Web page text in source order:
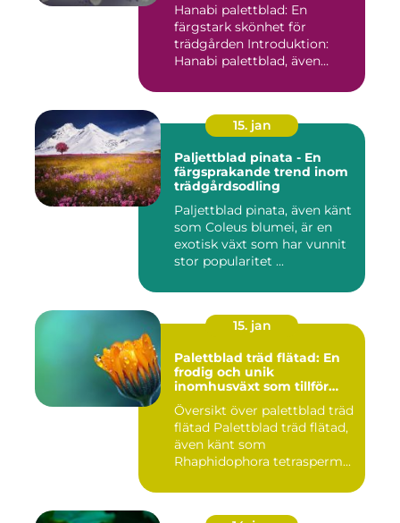
Hanabi palettblad: En
färgstark skönhet för
trädgården Introduktion:
Hanabi palettblad, även
15. jan
Paljettblad pinata - En
färgsprakande trend inom
trädgårdsodling
Paljettblad pinata, även känt
som Coleus blumei, är en
exotisk växt som har vunnit
stor popularitet ...
15. jan
Palettblad träd flätad: En
frodig och unik
inomhusväxt som tillför
Översikt över palettblad träd
flätad Palettblad träd flätad,
även känt som
Rhaphidophora tetrasperm...